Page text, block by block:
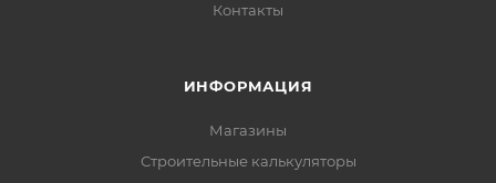
Контакты
ИНФОРМАЦИЯ
Магазины
Строительные калькуляторы